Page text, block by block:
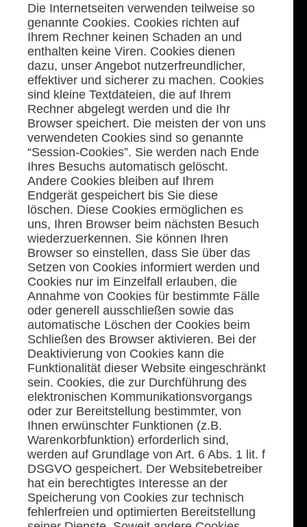
Die Internetseiten verwenden teilweise so
genannte Cookies. Cookies richten auf
Ihrem Rechner keinen Schaden an und
enthalten keine Viren. Cookies dienen
dazu, unser Angebot nutzerfreundlicher,
effektiver und sicherer zu machen. Cookies
sind kleine Textdateien, die auf Ihrem
Rechner abgelegt werden und die Ihr
Browser speichert. Die meisten der von uns
verwendeten Cookies sind so genannte
“Session-Cookies”. Sie werden nach Ende
Ihres Besuchs automatisch gelöscht.
Andere Cookies bleiben auf Ihrem
Endgerät gespeichert bis Sie diese
löschen. Diese Cookies ermöglichen es
uns, Ihren Browser beim nächsten Besuch
wiederzuerkennen. Sie können Ihren
Browser so einstellen, dass Sie über das
Setzen von Cookies informiert werden und
Cookies nur im Einzelfall erlauben, die
Annahme von Cookies für bestimmte Fälle
oder generell ausschließen sowie das
automatische Löschen der Cookies beim
Schließen des Browser aktivieren. Bei der
Deaktivierung von Cookies kann die
Funktionalität dieser Website eingeschränkt
sein. Cookies, die zur Durchführung des
elektronischen Kommunikationsvorgangs
oder zur Bereitstellung bestimmter, von
Ihnen erwünschter Funktionen (z.B.
Warenkorbfunktion) erforderlich sind,
werden auf Grundlage von Art. 6 Abs. 1 lit. f
DSGVO gespeichert. Der Websitebetreiber
hat ein berechtigtes Interesse an der
Speicherung von Cookies zur technisch
fehlerfreien und optimierten Bereitstellung